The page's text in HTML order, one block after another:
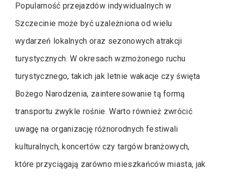
Popularność przejazdów indywidualnych w
Szczecinie może być uzależniona od wielu
wydarzeń lokalnych oraz sezonowych atrakcji
turystycznych. W okresach wzmożonego ruchu
turystycznego, takich jak letnie wakacje czy święta
Bożego Narodzenia, zainteresowanie tą formą
transportu zwykle rośnie. Warto również zwrócić
uwagę na organizację różnorodnych festiwali
kulturalnych, koncertów czy targów branżowych,
które przyciągają zarówno mieszkańców miasta, jak